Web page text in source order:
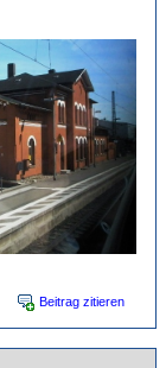
Beitrag zitieren